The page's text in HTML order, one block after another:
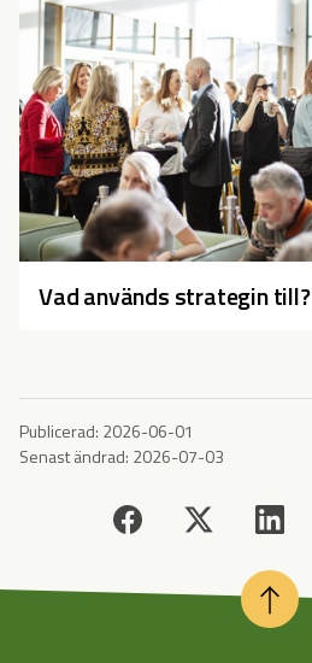
Vad används strategin till?
Publicerad: 2026-06-01
Senast ändrad: 2026-07-03